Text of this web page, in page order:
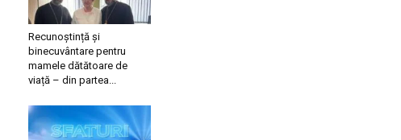
Recunoștință și
binecuvântare pentru
mamele dătătoare de
viață – din partea...